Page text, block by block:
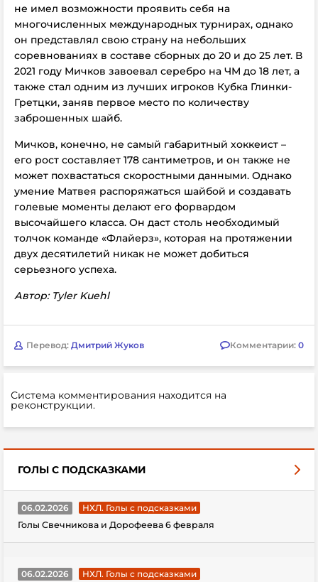
не имел возможности проявить себя на
многочисленных международных турнирах, однако
он представлял свою страну на небольших
соревнованиях в составе сборных до 20 и до 25 лет. В
2021 году Мичков завоевал серебро на ЧМ до 18 лет, а
также стал одним из лучших игроков Кубка Глинки-
Гретцки, заняв первое место по количеству
заброшенных шайб.
Мичков, конечно, не самый габаритный хоккеист –
его рост составляет 178 сантиметров, и он также не
может похвастаться скоростными данными. Однако
умение Матвея распоряжаться шайбой и создавать
голевые моменты делают его форвардом
высочайшего класса. Он даст столь необходимый
толчок команде «Флайерз», которая на протяжении
двух десятилетий никак не может добиться
серьезного успеха.
Автор: Tyler Kuehl
Перевод: Дмитрий Жуков Комментарии: 0
Система комментирования находится на
реконструкции.
ГОЛЫ С ПОДСКАЗКАМИ
06.02.2026
НХЛ. Голы с подсказками
Голы Свечникова и Дорофеева 6 февраля
06.02.2026
НХЛ. Голы с подсказками